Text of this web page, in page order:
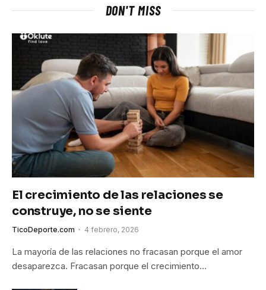
DON'T MISS
El crecimiento de las relaciones se
construye, no se siente
TicoDeporte.com 4 febrero, 2026
La mayoría de las relaciones no fracasan porque el amor
desaparezca. Fracasan porque el crecimiento…